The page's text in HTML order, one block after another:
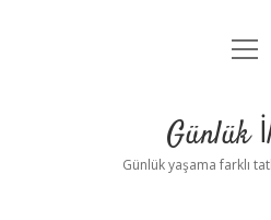
Anasayfa
Yasal
Günlük
Günlük yaşama farklı